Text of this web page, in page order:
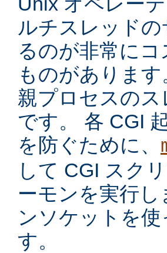
ルチスレッド
るのが非常に
ものがありま
親プロセスの
です。 各 CGI
を防ぐために、
して CGI スク
ーモンを実行
ンソケットを
す。